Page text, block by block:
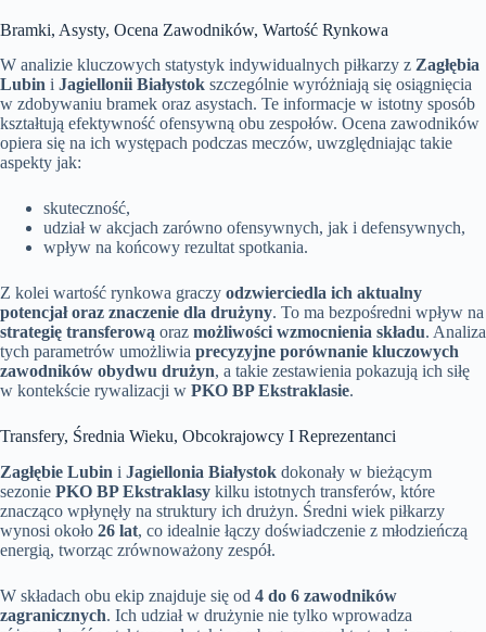
Bramki, Asysty, Ocena Zawodników, Wartość Rynkowa
W analizie kluczowych statystyk indywidualnych piłkarzy z Zagłębia
Lubin i Jagiellonii Białystok szczególnie wyróżniają się osiągnięcia
w zdobywaniu bramek oraz asystach. Te informacje w istotny sposób
kształtują efektywność ofensywną obu zespołów. Ocena zawodników
opiera się na ich występach podczas meczów, uwzględniając takie
aspekty jak:
skuteczność,
udział w akcjach zarówno ofensywnych, jak i defensywnych,
wpływ na końcowy rezultat spotkania.
Z kolei wartość rynkowa graczy odzwierciedla ich aktualny
potencjał oraz znaczenie dla drużyny. To ma bezpośredni wpływ na
strategię transferową oraz możliwości wzmocnienia składu. Analiza
tych parametrów umożliwia precyzyjne porównanie kluczowych
zawodników obydwu drużyn, a takie zestawienia pokazują ich siłę
w kontekście rywalizacji w PKO BP Ekstraklasie.
Transfery, Średnia Wieku, Obcokrajowcy I Reprezentanci
Zagłębie Lubin i Jagiellonia Białystok dokonały w bieżącym
sezonie PKO BP Ekstraklasy kilku istotnych transferów, które
znacząco wpłynęły na struktury ich drużyn. Średni wiek piłkarzy
wynosi około 26 lat, co idealnie łączy doświadczenie z młodzieńczą
energią, tworząc zrównoważony zespół.
W składach obu ekip znajduje się od 4 do 6 zawodników
zagranicznych. Ich udział w drużynie nie tylko wprowadza